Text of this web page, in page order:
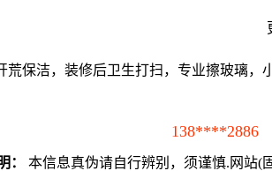
荒保洁，装修后卫生打扫，专业擦玻璃，
138****2886
： 本信息真伪请自行辨别，须谨慎.网站(